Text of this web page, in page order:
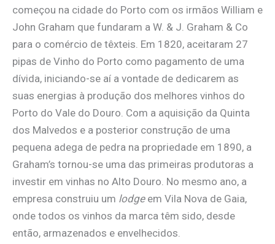
começou na cidade do Porto com os irmãos William e
John Graham que fundaram a W. & J. Graham & Co
para o comércio de têxteis. Em 1820, aceitaram 27
pipas de Vinho do Porto como pagamento de uma
dívida, iniciando-se aí a vontade de dedicarem as
suas energias à produção dos melhores vinhos do
Porto do Vale do Douro. Com a aquisição da Quinta
dos Malvedos e a posterior construção de uma
pequena adega de pedra na propriedade em 1890, a
Graham’s tornou-se uma das primeiras produtoras a
investir em vinhas no Alto Douro. No mesmo ano, a
empresa construiu um lodgeem Vila Nova de Gaia,
onde todos os vinhos da marca têm sido, desde
então, armazenados e envelhecidos.